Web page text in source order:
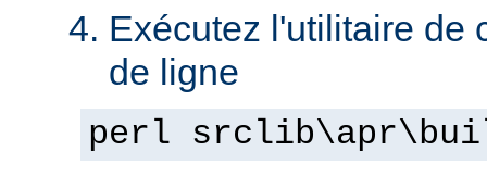
Exécutez l'utilitaire de
de ligne
perl